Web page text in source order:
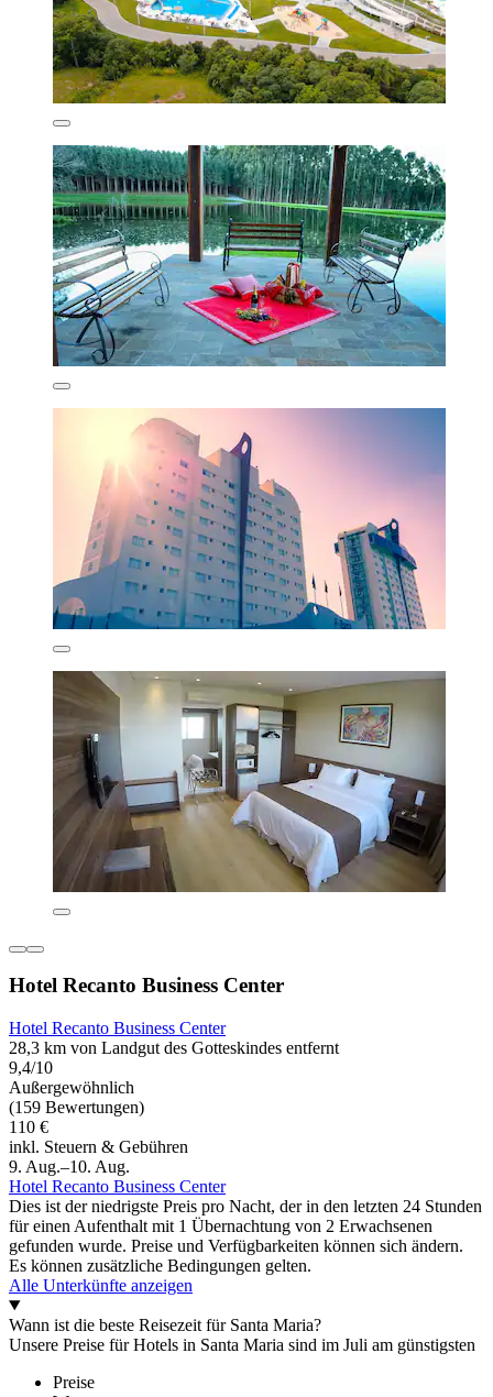
Hotel Recanto Business Center
Hotel Recanto Business Center
28,3 km von Landgut des Gotteskindes entfernt
9,4/10
Außergewöhnlich
(159 Bewertungen)
110 €
inkl. Steuern & Gebühren
9. Aug.–10. Aug.
Hotel Recanto Business Center
Dies ist der niedrigste Preis pro Nacht, der in den letzten 24 Stunden
für einen Aufenthalt mit 1 Übernachtung von 2 Erwachsenen
gefunden wurde. Preise und Verfügbarkeiten können sich ändern.
Es können zusätzliche Bedingungen gelten.
Alle Unterkünfte anzeigen
Wann ist die beste Reisezeit für Santa Maria?
Unsere Preise für Hotels in Santa Maria sind im Juli am günstigsten
Preise